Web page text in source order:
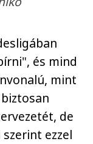
és mind
mint
de
ezzel